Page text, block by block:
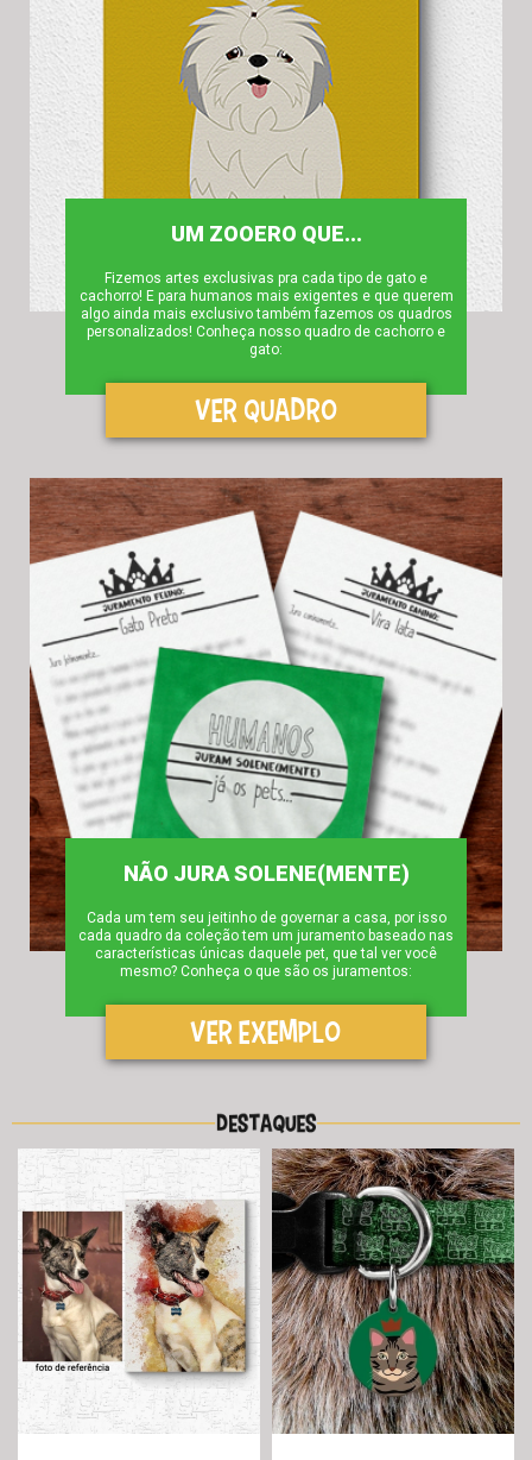
UM ZOOERO QUE...
Fizemos artes exclusivas pra cada tipo de gato e
cachorro! E para humanos mais exigentes e que querem
algo ainda mais exclusivo também fazemos os quadros
personalizados! Conheça nosso quadro de cachorro e
gato:
VER QUADRO
NÃO JURA SOLENE(MENTE)
Cada um tem seu jeitinho de governar a casa, por isso
cada quadro da coleção tem um juramento baseado nas
características únicas daquele pet, que tal ver você
mesmo? Conheça o que são os juramentos:
VER EXEMPLO